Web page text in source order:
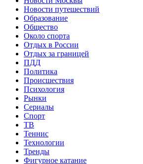
Новости путешествий
Образование
Общество
Около спорта
Отдых в России
Отдых за границей
ПДД
Политика
Происшествия
Психология
Рынки
Сериалы
Спорт
ТВ
Теннис
Технологии
Тренды
Фигурное катание